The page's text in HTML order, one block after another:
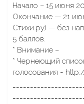
Начало – 15 июня
Окончание — 21
Стихи.ру) — без
5 баллов.
* Внимание –
* Чернеющий
голосования =